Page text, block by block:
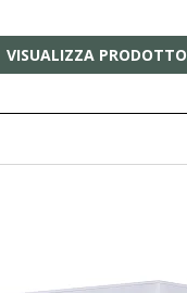
VISUALIZZA PRODOTTO